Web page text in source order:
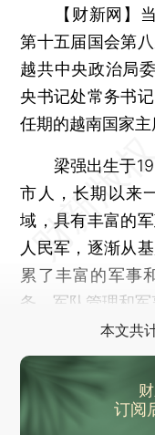
【财新网】
第十五届国会第
越共中央政治局
央书记处常务书
任期的越南国家主
梁强出生于
市人，长期以来
域，具有丰富的
人民军，逐渐从
累了丰富的军事
务、军队管理和军
本文共
订阅